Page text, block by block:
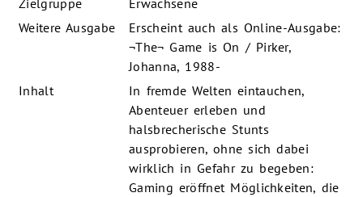
Zielgruppe
Erwachsene
Weitere Ausgabe
Erscheint auch als Online-Ausgabe:
¬The¬ Game is On / Pirker,
Johanna, 1988-
Inhalt
In fremde Welten eintauchen,
Abenteuer erleben und
halsbrecherische Stunts
ausprobieren, ohne sich dabei
wirklich in Gefahr zu begeben:
Gaming eröffnet Möglichkeiten, die